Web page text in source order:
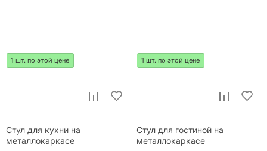
1 шт. по этой цене
Стул для кухни на
металлокаркасе
1 шт. по этой цене
Стул для гостиной на
металлокаркасе